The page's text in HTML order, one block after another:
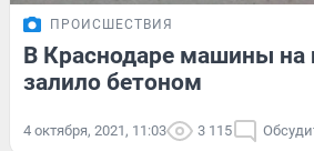
ПРОИСШЕСТВИЯ
В Краснодаре машины на
залило бетоном
4 октября, 2021, 11:03 3 115